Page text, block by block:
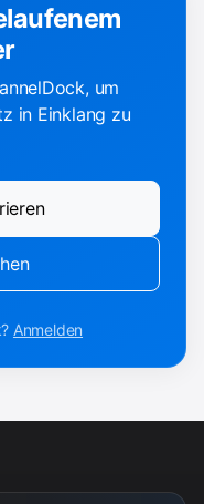
um
in Einklang zu
Anmelden